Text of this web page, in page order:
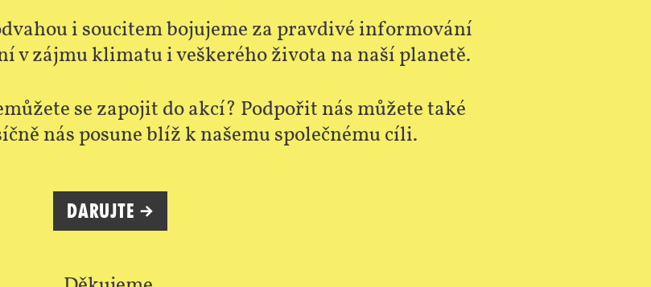
i soucitem bojujeme za pravdivé informování
v zájmu klimatu i veškerého života na naší planetě.
se zapojit do akcí? Podpořit nás můžete také
nás posune blíž k našemu společnému cíli.
Darujte →